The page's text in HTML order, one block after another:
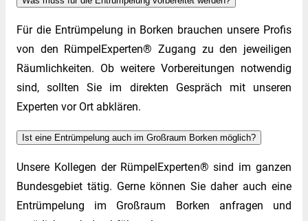
Für die Entrümpelung in Borken brauchen unsere Profis
von den RümpelExperten® Zugang zu den jeweiligen
Räumlichkeiten. Ob weitere Vorbereitungen notwendig
sind, sollten Sie im direkten Gespräch mit unseren
Experten vor Ort abklären.
Ist eine Entrümpelung auch im Großraum Borken möglich?
Unsere Kollegen der RümpelExperten® sind im ganzen
Bundesgebiet tätig. Gerne können Sie daher auch eine
Entrümpelung im Großraum Borken anfragen und